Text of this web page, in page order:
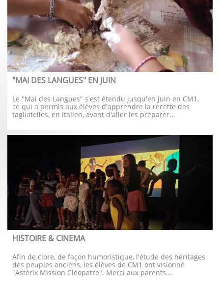
"MAI DES LANGUES" EN JUIN
Le "Mai des Langues" s'est étendu jusqu'en juin en CM1,
ce qui a permis aux élèves d'apprendre la recette des
tagliatelles, en italien, avant d'aller les préparer...
HISTOIRE & CINEMA
Afin de clore, de façon humoristique, l'étude des héritages
des peuples anciens, les élèves de CM1 ont visionné
"Astérix Mission Cléopatre". Merci aux parents...